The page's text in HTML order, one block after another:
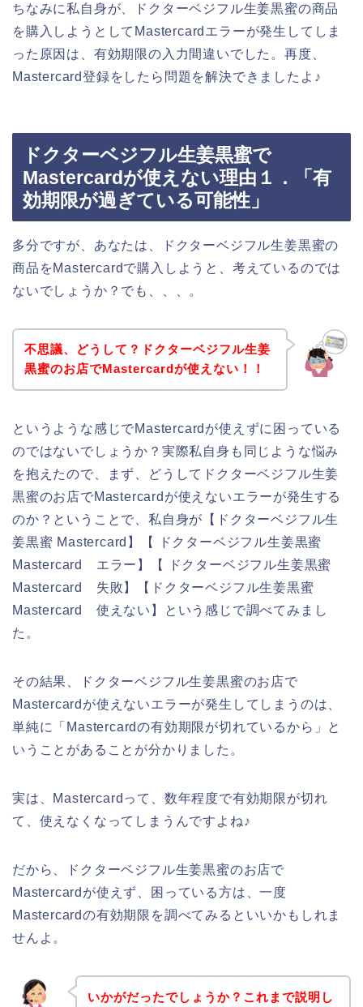
ちなみに私自身が、ドクターベジフル生姜黒蜜の商品
を購入しようとしてMastercardエラーが発生してしま
った原因は、有効期限の入力間違いでした。再度、
Mastercard登録をしたら問題を解決できましたよ♪
ドクターベジフル生姜黒蜜で
Mastercardが使えない理由１．「有
効期限が過ぎている可能性」
多分ですが、あなたは、ドクターベジフル生姜黒蜜の
商品をMastercardで購入しようと、考えているのでは
ないでしょうか？でも、、、。
不思議、どうして？ドクターベジフル生姜
黒蜜のお店でMastercardが使えない！！
というような感じでMastercardが使えずに困っている
のではないでしょうか？実際私自身も同じような悩み
を抱えたので、まず、どうしてドクターベジフル生姜
黒蜜のお店でMastercardが使えないエラーが発生する
のか？ということで、私自身が【ドクターベジフル生
姜黒蜜 Mastercard】【 ドクターベジフル生姜黒蜜
Mastercard エラー】【 ドクターベジフル生姜黒蜜
Mastercard 失敗】【ドクターベジフル生姜黒蜜
Mastercard 使えない】という感じで調べてみまし
た。
その結果、ドクターベジフル生姜黒蜜のお店で
Mastercardが使えないエラーが発生してしまうのは、
単純に「Mastercardの有効期限が切れているから」と
いうことがあることが分かりました。
実は、Mastercardって、数年程度で有効期限が切れ
て、使えなくなってしまうんですよね♪
だから、ドクターベジフル生姜黒蜜のお店で
Mastercardが使えず、困っている方は、一度
Mastercardの有効期限を調べてみるといいかもしれま
せんよ。
いかがだったでしょうか？これまで説明し